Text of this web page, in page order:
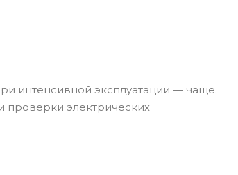
интенсивной эксплуатации — чаще.
проверки электрических